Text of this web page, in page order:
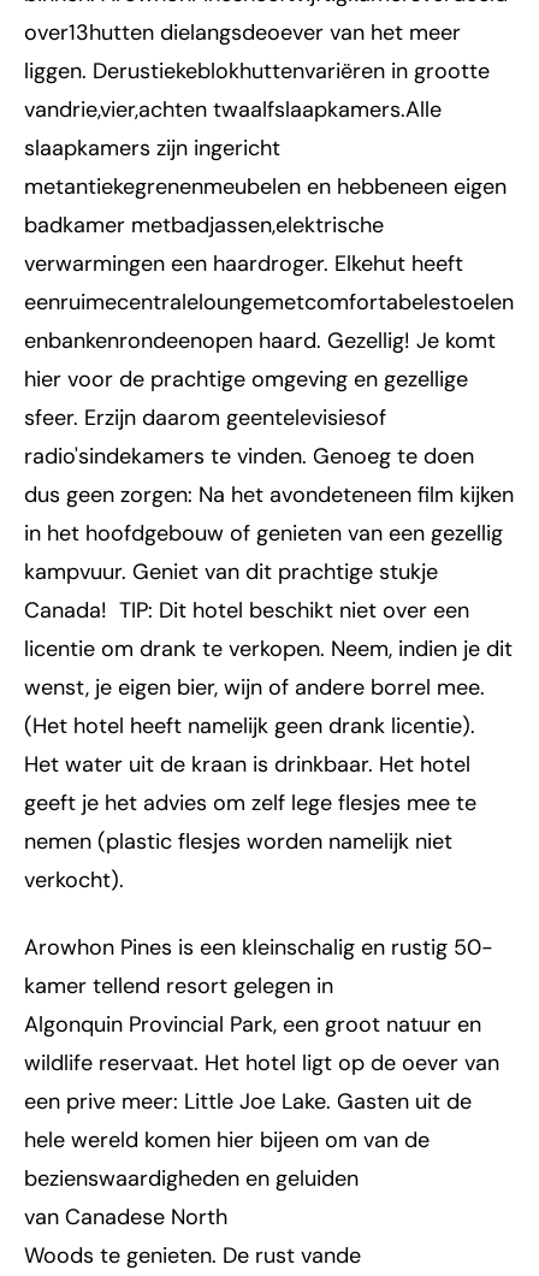
over13hutten dielangsdeoever van het meer
liggen. Derustiekeblokhuttenvariëren in grootte
vandrie,vier,achten twaalfslaapkamers.Alle
slaapkamers zijn ingericht
metantiekegrenenmeubelen en hebbeneen eigen
badkamer metbadjassen,elektrische
verwarmingen een haardroger. Elkehut heeft
eenruimecentraleloungemetcomfortabelestoelen
enbankenrondeenopen haard. Gezellig! Je komt
hier voor de prachtige omgeving en gezellige
sfeer. Erzijn daarom geentelevisiesof
radio'sindekamers te vinden. Genoeg te doen
dus geen zorgen: Na het avondeteneen film kijken
in het hoofdgebouw of genieten van een gezellig
kampvuur. Geniet van dit prachtige stukje
Canada! TIP: Dit hotel beschikt niet over een
licentie om drank te verkopen. Neem, indien je dit
wenst, je eigen bier, wijn of andere borrel mee.
(Het hotel heeft namelijk geen drank licentie).
Het water uit de kraan is drinkbaar. Het hotel
geeft je het advies om zelf lege flesjes mee te
nemen (plastic flesjes worden namelijk niet
verkocht).
Arowhon Pines is een kleinschalig en rustig 50-
kamer tellend resort gelegen in
Algonquin Provincial Park, een groot natuur en
wildlife reservaat. Het hotel ligt op de oever van
een prive meer: Little Joe Lake. Gasten uit de
hele wereld komen hier bijeen om van de
bezienswaardigheden en geluiden
van Canadese North
Woods te genieten. De rust vande